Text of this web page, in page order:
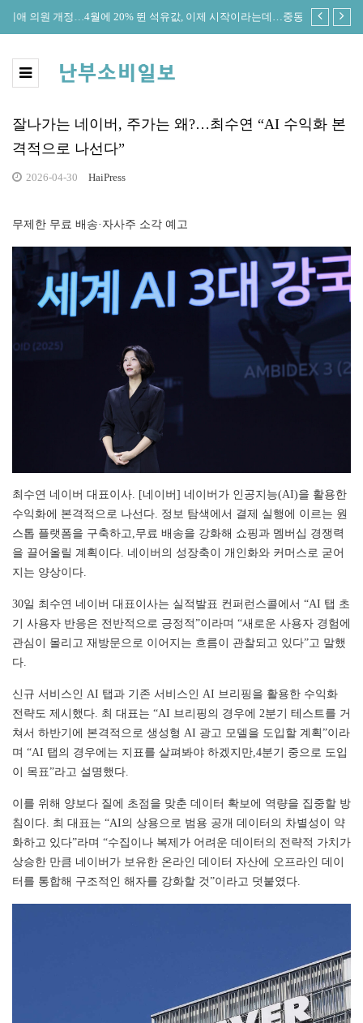
4월에 20% 뛴 석유값, 이제 시작이라는데…중동발 물가쇼크 전
방위 확산
한은 “美연
커졌다”
잘나가는 네이버, 주가는 왜?…최수연 “AI 수익화 본
격적으로 나선다”
2026-04-30 HaiPress
무제한 무료 배송·자사주 소각 예고
최수연 네이버 대표이사. [네이버] 네이버가 인공지능(AI)을 활용한
수익화에 본격적으로 나선다. 정보 탐색에서 결제 실행에 이르는 원
스톱 플랫폼을 구축하고,무료 배송을 강화해 쇼핑과 멤버십 경쟁력
을 끌어올릴 계획이다. 네이버의 성장축이 개인화와 커머스로 굳어
지는 양상이다.
30일 최수연 네이버 대표이사는 실적발표 컨퍼런스콜에서 “AI 탭 초
기 사용자 반응은 전반적으로 긍정적”이라며 “새로운 사용자 경험에
관심이 몰리고 재방문으로 이어지는 흐름이 관찰되고 있다”고 말했
다.
신규 서비스인 AI 탭과 기존 서비스인 AI 브리핑을 활용한 수익화
전략도 제시했다. 최 대표는 “AI 브리핑의 경우에 2분기 테스트를 거
쳐서 하반기에 본격적으로 생성형 AI 광고 모델을 도입할 계획”이라
며 “AI 탭의 경우에는 지표를 살펴봐야 하겠지만,4분기 중으로 도입
이 목표”라고 설명했다.
이를 위해 양보다 질에 초점을 맞춘 데이터 확보에 역량을 집중할 방
침이다. 최 대표는 “AI의 상용으로 범용 공개 데이터의 차별성이 약
화하고 있다”라며 “수집이나 복제가 어려운 데이터의 전략적 가치가
상승한 만큼 네이버가 보유한 온라인 데이터 자산에 오프라인 데이
터를 통합해 구조적인 해자를 강화할 것”이라고 덧붙였다.